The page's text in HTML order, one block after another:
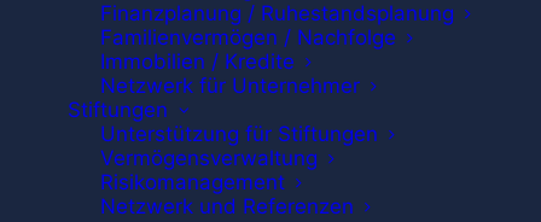
Finanzplanung / Ruhestandsplanung
Familienvermögen / Nachfolge
Immobilien / Kredite
Netzwerk für Unternehmer
Stiftungen
Unterstützung für Stiftungen
Vermögensverwaltung
Risikomanagement
Netzwerk und Referenzen